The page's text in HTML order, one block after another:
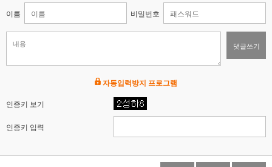
이름 비밀번호
댓글쓰기
자동입력방지 프로그램
인증키 보기
인증키 입력